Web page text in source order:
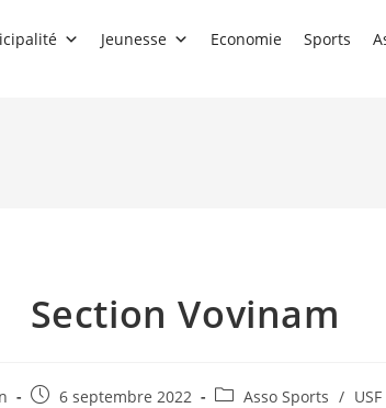
Jeunesse Economie Sports
Section Vovinam
Publication
6 septembre 2022
Post Asso Sports / USF